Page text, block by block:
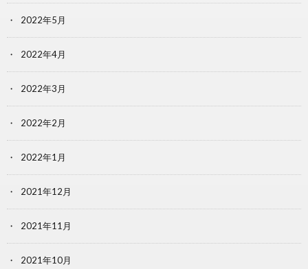
2022年5月
2022年4月
2022年3月
2022年2月
2022年1月
2021年12月
2021年11月
2021年10月